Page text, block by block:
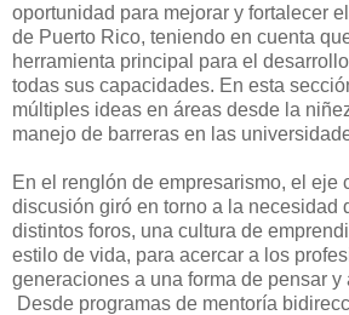
oportunidad para mejorar y fortalecer
de Puerto Rico, teniendo en cuenta
herramienta principal para el
todas sus capacidades. En esta
múltiples ideas en áreas desde la
manejo de barreras en las
En el renglón de empresarismo, el eje
discusión giró en torno a la necesidad
distintos foros, una cultura de
estilo de vida, para acercar a los
generaciones a una forma de pensar y
Desde programas de mentoría